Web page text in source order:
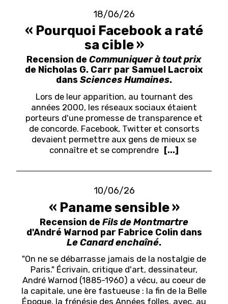
18/06/26
« Pourquoi Facebook a raté
sa cible »
Recension deCommuniquer à tout prix
de Nicholas G. Carr par Samuel Lacroix
dans Sciences Humaines.
Lors de leur apparition, au tournant des
années 2000, les réseaux sociaux étaient
porteurs d'une promesse de transparence et
de concorde. Facebook, Twitter et consorts
devaient permettre aux gens de mieux se
connaître et se comprendre
[...]
10/06/26
« Paname sensible »
Recension deFils de Montmartre
d'André Warnod par Fabrice Colin dans
Le Canard enchaîné.
"On ne se débarrasse jamais de la nostalgie de
Paris." Écrivain, critique d'art, dessinateur,
André Warnod (1885-1960) a vécu, au coeur de
la capitale, une ère fastueuse : la fin de la Belle
Époque, la frénésie des Années folles, avec, au